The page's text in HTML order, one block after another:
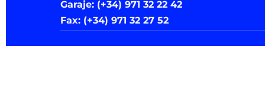
Garaje: (+34) 971 32 22 42
Fax: (+34) 971 32 27 52